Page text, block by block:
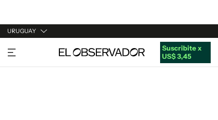
URUGUAY
URUGUAY
ARGENTINA
Suscribite x
US$ 3,45